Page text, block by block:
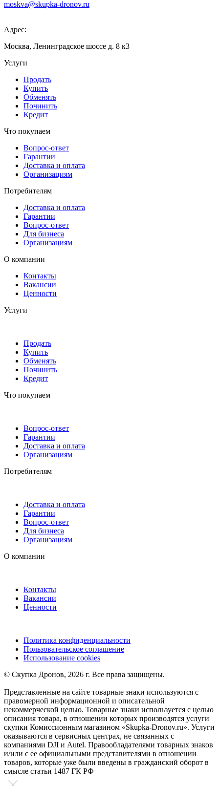
moskva@skupka-dronov.ru
Адрес:
Москва, Ленинградское шоссе д. 8 к3
Услуги
Продать
Купить
Обменять
Починить
Кредит
Что покупаем
Вопрос-ответ
Гарантии
Доставка и оплата
Организациям
Потребителям
Доставка и оплата
Гарантии
Вопрос-ответ
Для бизнеса
Организациям
О компании
Контакты
Вакансии
Ценности
Услуги
Продать
Купить
Обменять
Починить
Кредит
Что покупаем
Вопрос-ответ
Гарантии
Доставка и оплата
Организациям
Потребителям
Доставка и оплата
Гарантии
Вопрос-ответ
Для бизнеса
Организациям
О компании
Контакты
Вакансии
Ценности
Политика конфиденциальности
Пользовательское соглашение
Использование cookies
©️ Скупка Дронов, 2026 г. Все права защищены.
Представленные на сайте товарные знаки используются с
правомерной информационной и описательной
некоммерческой целью. Товарные знаки используется с целью
описания товара, в отношении которых производятся услуги
скупки Комиссионным магазином «Skupka-Dronov.ru». Услуги
оказываются в сервисных центрах, не связанных с
компаниями DJI и Autel. Правообладателями товарных знаков
и/или с ее официальными представителями в отношении
товаров, которые уже были введены в гражданский оборот в
смысле статьи 1487 ГК РФ